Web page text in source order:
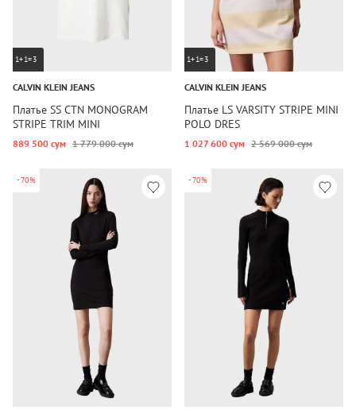
1+1=3
CALVIN KLEIN JEANS
Платье SS CTN MONOGRAM
STRIPE TRIM MINI
889 500 сум 1 779 000 сум
1+1=3
CALVIN KLEIN JEANS
Платье LS VARSITY STRIPE MINI
POLO DRES
1 027 600 сум 2 569 000 сум
-70% -70%